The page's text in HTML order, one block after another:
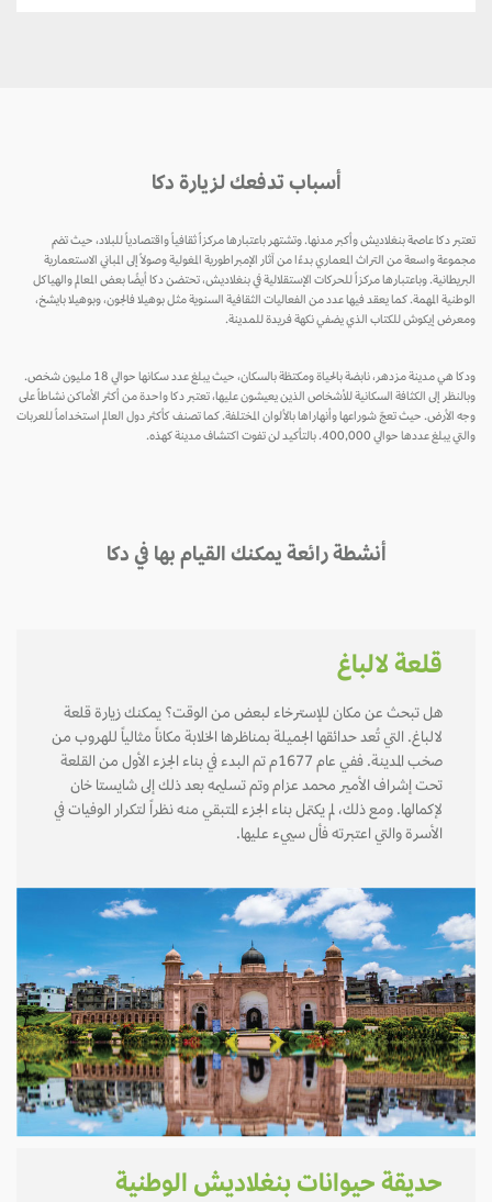
أسباب تدفعك لزيارة دكا
تعتبر دكا عاصمة بنغلاديش وأكبر مدنها. وتشتهر باعتبارها مركزاً ثقافياً واقتصادياً للبلاد، حيث تضم
مجموعة واسعة من التراث المعماري بدءًا من آثار الإمبراطورية المغولية وصولاً إلى المباني الاستعمارية
البريطانية. وباعتبارها مركزاً للحركات الإستقلالية في بنغلاديش، تحتضن دكا أيضًا بعض المعالم والهياكل
الوطنية المهمة. كما يعقد فيها عدد من الفعاليات الثقافية السنوية مثل بوهيلا فالجون، وبوهيلا بايشخ،
ومعرض إيكوش للكتاب الذي يضفي نكهة فريدة للمدينة.
ودكا هي مدينة مزدهر، نابضة بالحياة ومكتظة بالسكان، حيث يبلغ عدد سكانها حوالي 18 مليون شخص.
وبالنظر إلى الكثافة السكانية للأشخاص الذين يعيشون عليها، تعتبر دكا واحدة من أكثر الأماكن نشاطاً على
وجه الأرض. حيث تعجّ شوراعها وأنهاراها بالألوان المختلفة. كما تصنف كأكثر دول العالم استخداماً للعربات
والتي يبلغ عددها حوالي 400,000. بالتأكيد لن تفوت اكتشاف مدينة كهذه.
أنشطة رائعة يمكنك القيام بها في دكا
قلعة لالباغ
هل تبحث عن مكان للإسترخاء لبعض من الوقت؟ يمكنك زيارة قلعة
لالباغ. التي تُعد حدائقها الجميلة بمناظرها الخلابة مكاناً مثالياً للهروب من
صخب المدينة. ففي عام 1677م تم البدء في بناء الجزء الأول من القلعة
تحت إشراف الأمير محمد عزام وتم تسليمه بعد ذلك إلى شايستا خان
لإكمالها. ومع ذلك، لم يكتمل بناء الجزء المتبقي منه نظراً لتكرار الوفيات في
الأسرة والتي اعتبرته فأل سييء عليها.
حديقة حيوانات بنغلاديش الوطنية